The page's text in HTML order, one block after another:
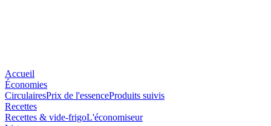
Accueil
Économies
CirculairesPrix de l'essenceProduits suivis
Recettes
Recettes & vide-frigoL'économiseur